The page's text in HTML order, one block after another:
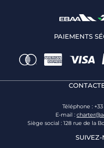
PAIEMENTS
Téléphone :
E-mail :
Siège social : 128 rue de la
SUIVEZ-